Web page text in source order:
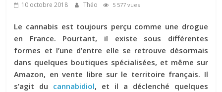
10 octobre 2018 Théo 5 577 vues
Le cannabis est toujours perçu comme une drogue
en France. Pourtant, il existe sous différentes
formes et l’une d’entre elle se retrouve désormais
dans quelques boutiques spécialisées, et même sur
Amazon, en vente libre sur le territoire français. Il
s’agit du cannabidiol, et il a déclenché quelques